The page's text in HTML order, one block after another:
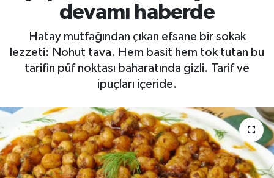
devamı haberde
Hatay mutfağından çıkan efsane bir sokak
lezzeti: Nohut tava. Hem basit hem tok tutan bu
tarifin püf noktası baharatında gizli. Tarif ve
ipuçları içeride.